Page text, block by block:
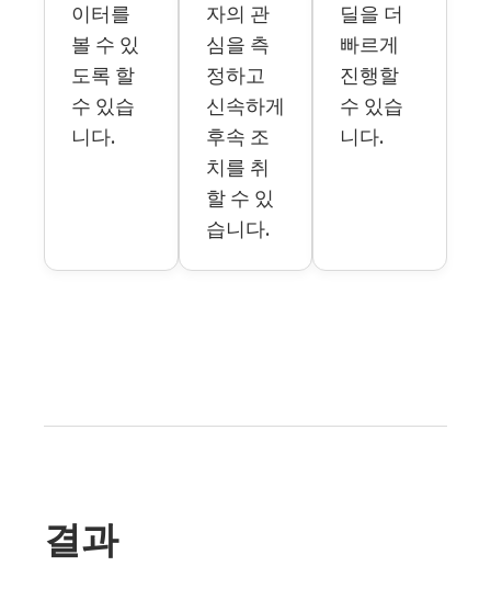
이터를
볼 수 있
도록 할
수 있습
니다.
자의 관
심을 측
정하고
신속하게
후속 조
치를 취
할 수 있
습니다.
딜을 더
빠르게
진행할
수 있습
니다.
결과